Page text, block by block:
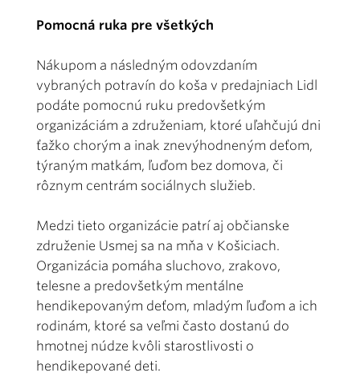
Pomocná ruka pre všetkých
Nákupom a následným odovzdaním
vybraných potravín do koša v predajniach Lidl
podáte pomocnú ruku predovšetkým
organizáciám a združeniam, ktoré uľahčujú dni
ťažko chorým a inak znevýhodneným deťom,
týraným matkám, ľuďom bez domova, či
rôznym centrám sociálnych služieb.
Medzi tieto organizácie patrí aj občianske
združenie Usmej sa na mňa v Košiciach.
Organizácia pomáha sluchovo, zrakovo,
telesne a predovšetkým mentálne
hendikepovaným deťom, mladým ľuďom a ich
rodinám, ktoré sa veľmi často dostanú do
hmotnej núdze kvôli starostlivosti o
hendikepované deti.